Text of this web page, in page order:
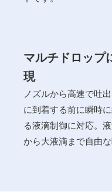
マルチドロップ
現
ノズルから高速で吐
に到着する前に瞬時
る液滴制御に対応。
から大液滴まで自由